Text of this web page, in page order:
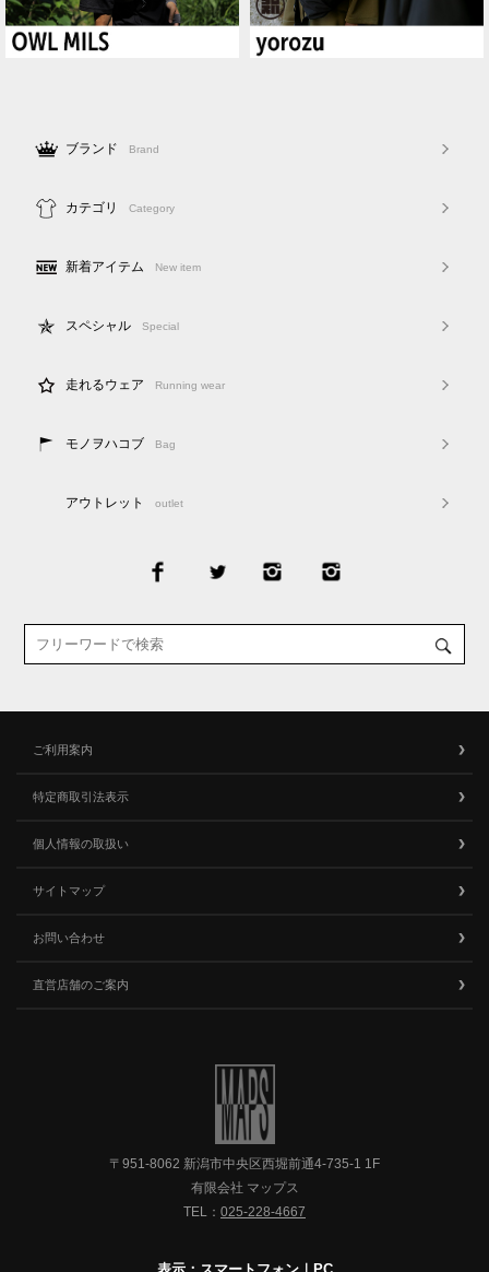
ブランド Brand
カテゴリ Category
新着アイテム New item
スペシャル Special
走れるウェア Running wear
モノヲハコブ Bag
アウトレット outlet
ご利用案内
特定商取引法表示
個人情報の取扱い
サイトマップ
お問い合わせ
直営店舗のご案内
〒951-8062 新潟市中央区西堀前通4-735-1 1F
有限会社 マップス
TEL： 025-228-4667